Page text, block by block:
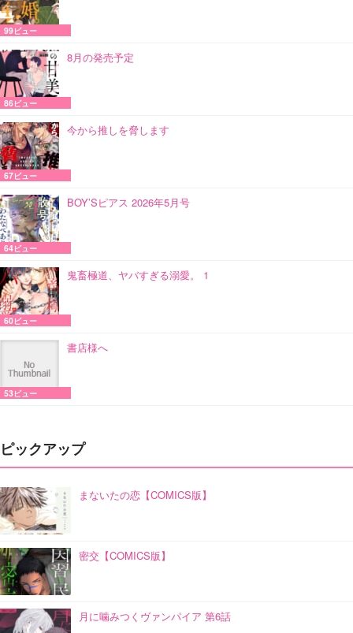
99ビュー
8月の発売予定
86ビュー
今から推しを脅します
67ビュー
BOY’Sピアス 2026年5月号
64ビュー
鬼畜極道、ヤバすぎる溺愛。 1
60ビュー
書店様へ
53ビュー
ピックアップ
まないたの恋【COMICS版】
密交【COMICS版】
月に噛みつくヴァンパイア 第6話